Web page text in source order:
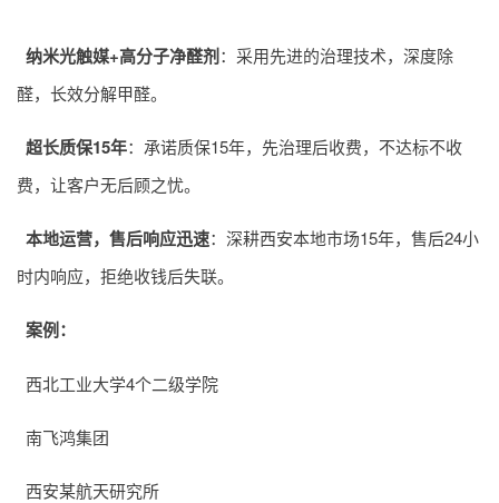
纳米光触媒+高分子净醛剂：采用先进的治理技术，深度除
醛，长效分解甲醛。
超长质保15年：承诺质保15年，先治理后收费，不达标不收
费，让客户无后顾之忧。
本地运营，售后响应迅速：深耕西安本地市场15年，售后24小
时内响应，拒绝收钱后失联。
案例：
西北工业大学4个二级学院
南飞鸿集团
西安某航天研究所